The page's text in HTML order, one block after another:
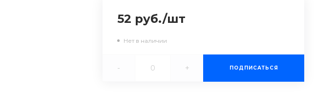
52 руб./шт
Нет в наличии
- + ПОДПИСАТЬСЯ